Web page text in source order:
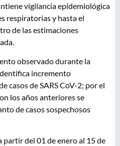
vigilancia epidemiológica
respiratorias y hasta el
de las estimaciones
observado durante la
incremento
casos de SARS CoV-2; por el
los años anteriores se
de casos sospechosos
partir del 01 de enero al 15 de